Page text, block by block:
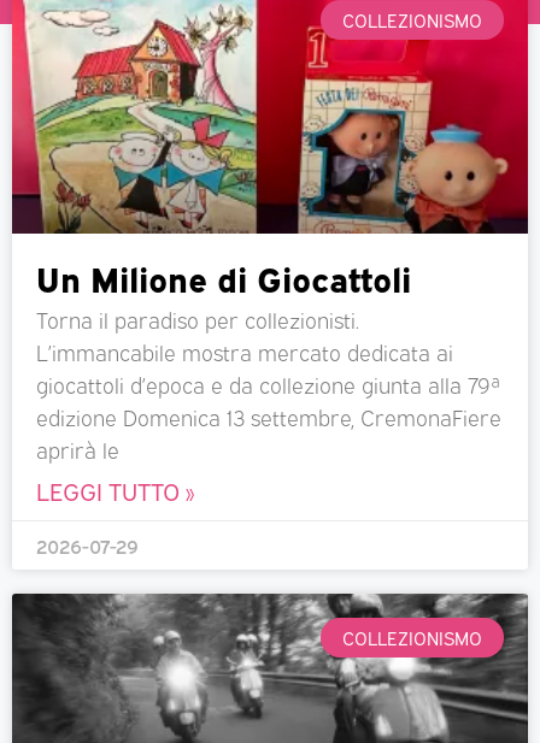
COLLEZIONISMO
Un Milione di Giocattoli
Torna il paradiso per collezionisti.
L’immancabile mostra mercato dedicata ai
giocattoli d’epoca e da collezione giunta alla 79ª
edizione Domenica 13 settembre, CremonaFiere
aprirà le
LEGGI TUTTO »
2026-07-29
COLLEZIONISMO